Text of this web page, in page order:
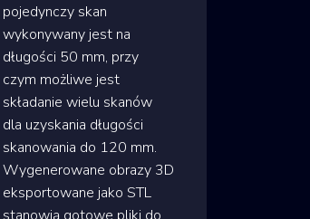
pojedynczy skan
wykonywany jest na
długości 50 mm, przy
czym możliwe jest
składanie wielu skanów
dla uzyskania długości
skanowania do 120 mm.
Wygenerowane obrazy 3D
eksportowane jako STL